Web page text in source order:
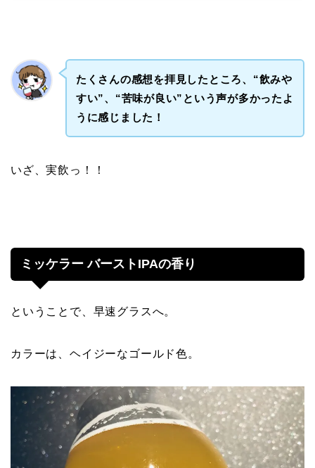
たくさんの感想を拝見したところ、“飲みや
すい”、“苦味が良い”という声が多かったよ
うに感じました！
いざ、実飲っ！！
ミッケラー バーストIPAの香り
ということで、早速グラスへ。
カラーは、ヘイジーなゴールド色。